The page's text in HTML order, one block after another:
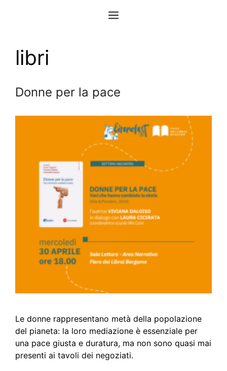
Menu
libri
Donne per la pace
Le donne rappresentano metà della popolazione
del pianeta: la loro mediazione è essenziale per
una pace giusta e duratura, ma non sono quasi mai
presenti ai tavoli dei negoziati.